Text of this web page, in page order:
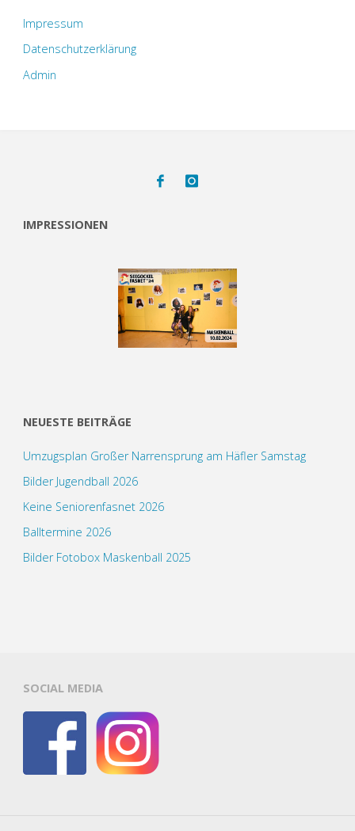
Impressum
Datenschutzerklärung
Admin
IMPRESSIONEN
NEUESTE BEITRÄGE
Umzugsplan Großer Narrensprung am Häfler Samstag
Bilder Jugendball 2026
Keine Seniorenfasnet 2026
Balltermine 2026
Bilder Fotobox Maskenball 2025
SOCIAL MEDIA